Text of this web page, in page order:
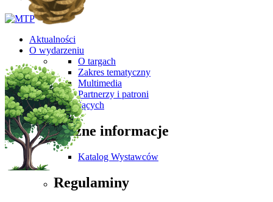
Aktualności
O wydarzeniu
O targach
Zakres tematyczny
Multimedia
Partnerzy i patroni
Dla Zwiedzających
Ważne informacje
Katalog Wystawców
Regulaminy